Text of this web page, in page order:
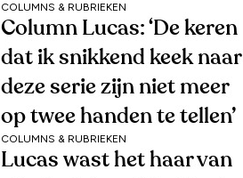
COLUMNS & RUBRIEKEN
Column Lucas: ‘De keren
dat ik snikkend keek naar
deze serie zijn niet meer
op twee handen te tellen’
COLUMNS & RUBRIEKEN
Lucas wast het haar van